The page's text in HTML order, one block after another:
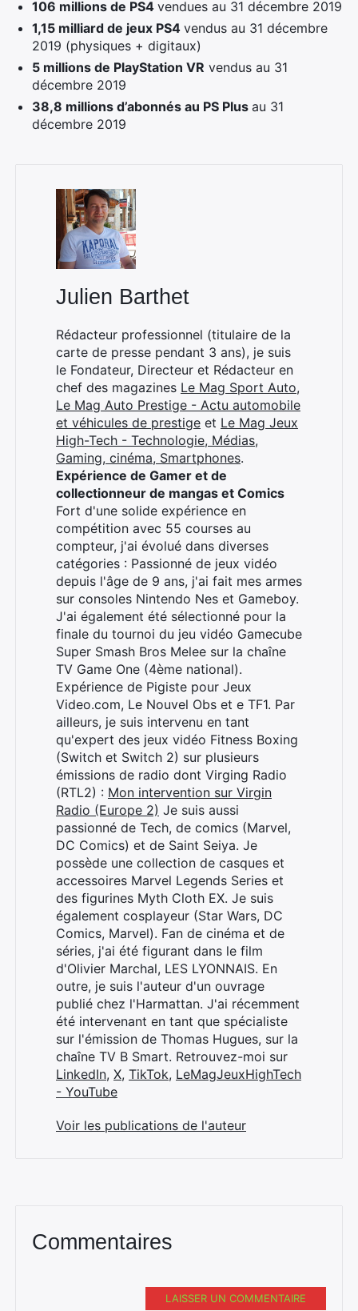
106 millions de PS4 vendues au 31 décembre 2019
1,15 milliard de jeux PS4 vendus au 31 décembre
2019 (physiques + digitaux)
5 millions de PlayStation VR vendus au 31
décembre 2019
38,8 millions d’abonnés au PS Plus au 31
décembre 2019
Julien Barthet
Rédacteur professionnel (titulaire de la
carte de presse pendant 3 ans), je suis
le Fondateur, Directeur et Rédacteur en
chef des magazines Le Mag Sport Auto,
Le Mag Auto Prestige - Actu automobile
et véhicules de prestige et Le Mag Jeux
High-Tech - Technologie, Médias,
Gaming, cinéma, Smartphones.
Expérience de Gamer et de
collectionneur de mangas et Comics
Fort d'une solide expérience en
compétition avec 55 courses au
compteur, j'ai évolué dans diverses
catégories : Passionné de jeux vidéo
depuis l'âge de 9 ans, j'ai fait mes armes
sur consoles Nintendo Nes et Gameboy.
J'ai également été sélectionné pour la
finale du tournoi du jeu vidéo Gamecube
Super Smash Bros Melee sur la chaîne
TV Game One (4ème national).
Expérience de Pigiste pour Jeux
Video.com, Le Nouvel Obs et e TF1. Par
ailleurs, je suis intervenu en tant
qu'expert des jeux vidéo Fitness Boxing
(Switch et Switch 2) sur plusieurs
émissions de radio dont Virging Radio
(RTL2) : Mon intervention sur Virgin
Radio (Europe 2) Je suis aussi
passionné de Tech, de comics (Marvel,
DC Comics) et de Saint Seiya. Je
possède une collection de casques et
accessoires Marvel Legends Series et
des figurines Myth Cloth EX. Je suis
également cosplayeur (Star Wars, DC
Comics, Marvel). Fan de cinéma et de
séries, j'ai été figurant dans le film
d'Olivier Marchal, LES LYONNAIS. En
outre, je suis l'auteur d'un ouvrage
publié chez l'Harmattan. J'ai récemment
été intervenant en tant que spécialiste
sur l'émission de Thomas Hugues, sur la
chaîne TV B Smart. Retrouvez-moi sur
LinkedIn, X, TikTok, LeMagJeuxHighTech
- YouTube
Voir les publications de l'auteur
Commentaires
LAISSER UN COMMENTAIRE